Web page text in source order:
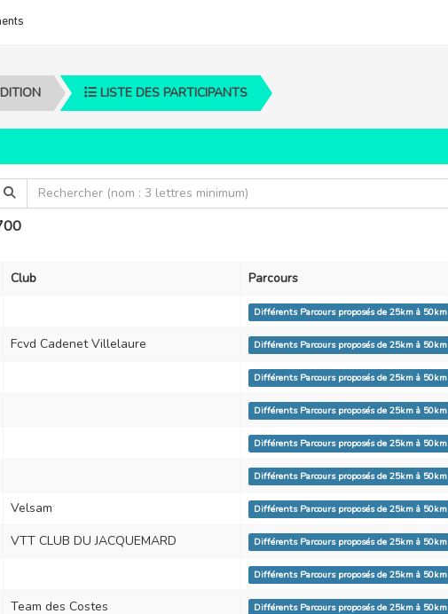
LISTE DES PARTICIPANTS
Club Parcours
Différents Parcours proposés de 25km à 50km
Fcvd Cadenet Villelaure Différents Parcours proposés de 25km à 50km
Différents Parcours proposés de 25km à 50km
Différents Parcours proposés de 25km à 50km
Différents Parcours proposés de 25km à 50km
Différents Parcours proposés de 25km à 50km
Velsam Différents Parcours proposés de 25km à 50km
VTT CLUB DU JACQUEMARD Différents Parcours proposés de 25km à 50km
Différents Parcours proposés de 25km à 50km
Team des Costes Différents Parcours proposés de 25km à 50km